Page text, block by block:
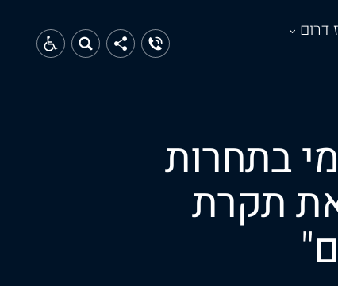
דרום
בתחרות
תקרת